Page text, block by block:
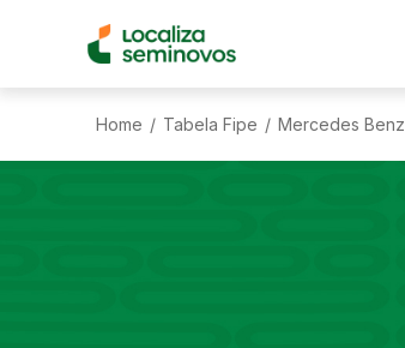
Home / Tabela Fipe / Mercedes Benz